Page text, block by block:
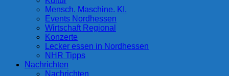
Mensch. Maschine. KI.
Events Nordhessen
Wirtschaft Regional
Konzerte
Lecker essen in Nordhessen
NHR Tipps
Nachrichten
Nachrichten